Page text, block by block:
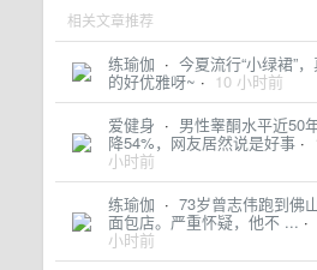
相关文章推荐
练瑜伽 · 今夏流行“小绿裙”
的好优雅呀~ · 10 小时前
爱健身 · 男性睾酮水平近50
降54%，网友居然说是好事 ·
小时前
练瑜伽 · 73岁曾志伟跑到佛
面包店。严重怀疑，他不 ... ·
小时前